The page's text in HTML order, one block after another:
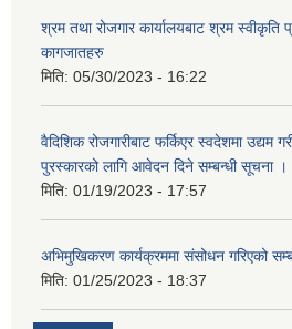
श्रम तथा रोजगार कार्यालयबाट श्रम स्वीकृति
कागजातहरु
मिति: 05/30/2023 - 16:22
वैदिशिक रोजगारीबाट फर्किएर स्वदेशमा उद्यम
पुरस्कारको लागि आवेदन दिने सम्बन्धी सूचना ।
मिति: 01/19/2023 - 17:57
अभिमुखिकरण कार्यक्रममा संसोधन गरिएको
मिति: 01/25/2023 - 18:37